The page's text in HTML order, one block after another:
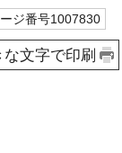
ジ番号1007830
な文字で印刷